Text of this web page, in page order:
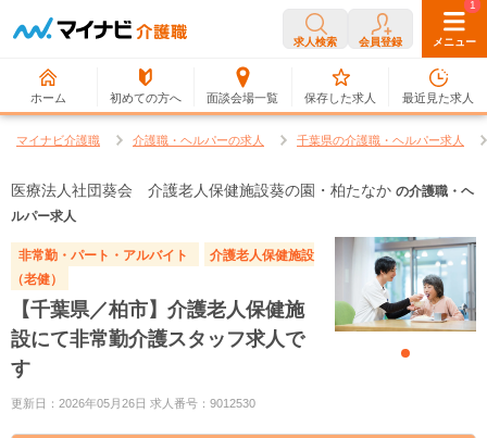
求人検索 会員登録 メニュー
ホーム 初めての方へ 面談会場一覧
0
保存した求人
1
最近見た求人
マイナビ介護職 介護職・ヘルパーの求人 千葉県の介護職・ヘルパー求人
医療法人社団葵会 介護老人保健施設葵の園・柏たなか の介護職・ヘ
ルパー求人
非常勤・パート・アルバイト
介護老人保健施設
（老健）
【千葉県／柏市】介護老人保健施
設にて非常勤介護スタッフ求人で
す
更新日：2026年05月26日 求人番号：9012530